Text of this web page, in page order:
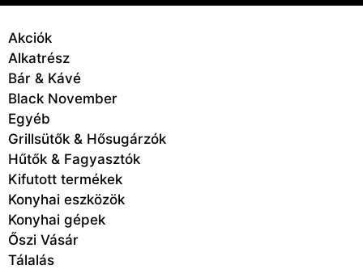
Akciók
Alkatrész
Bár & Kávé
Black November
Egyéb
Grillsütők & Hősugárzók
Hűtők & Fagyasztók
Kifutott termékek
Konyhai eszközök
Konyhai gépek
Őszi Vásár
Tálalás